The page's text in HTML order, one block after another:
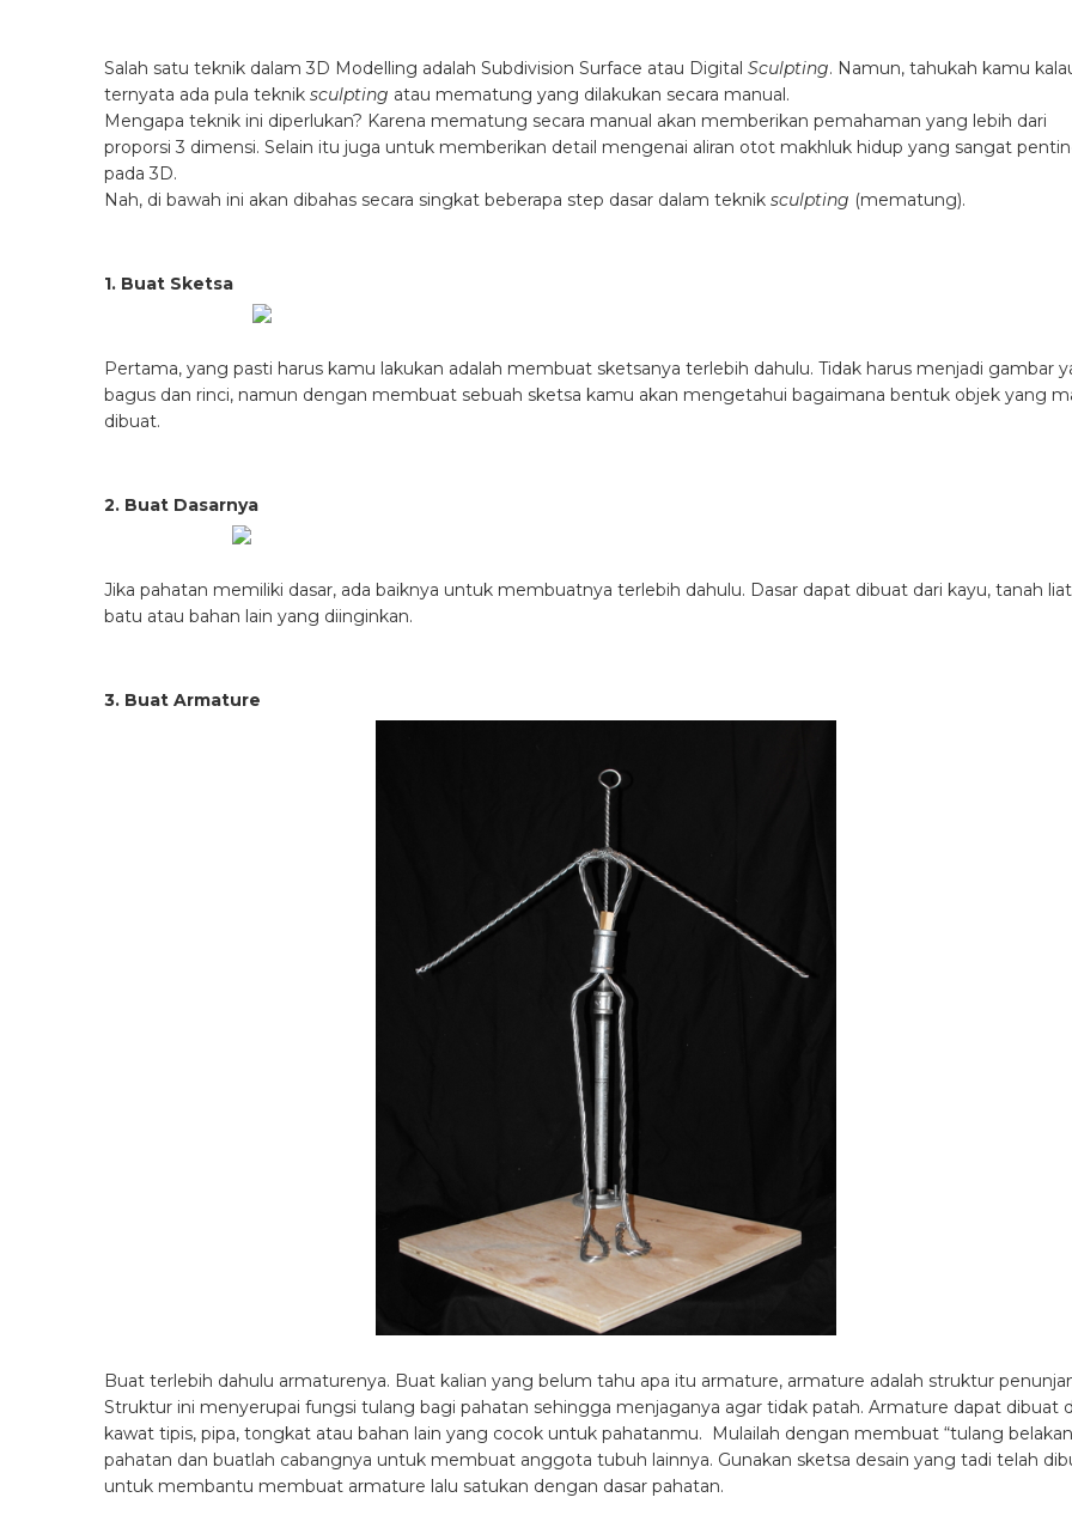
Salah satu teknik dalam 3D Modelling adalah Subdivision Surface atau Digital Sculpting. Namun, tahukah kamu
ternyata ada pula teknik sculpting atau mematung yang dilakukan secara manual.
Mengapa teknik ini diperlukan? Karena mematung secara manual akan memberikan pemahaman yang lebih dari
proporsi 3 dimensi. Selain itu juga untuk memberikan detail mengenai aliran otot makhluk hidup yang sangat
pada 3D.
Nah, di bawah ini akan dibahas secara singkat beberapa step dasar dalam teknik sculpting (mematung).
1. Buat Sketsa
Pertama, yang pasti harus kamu lakukan adalah membuat sketsanya terlebih dahulu. Tidak harus menjadi gambar
bagus dan rinci, namun dengan membuat sebuah sketsa kamu akan mengetahui bagaimana bentuk objek yang
dibuat.
2. Buat Dasarnya
Jika pahatan memiliki dasar, ada baiknya untuk membuatnya terlebih dahulu. Dasar dapat dibuat dari kayu, tanah
batu atau bahan lain yang diinginkan.
3. Buat Armature
Buat terlebih dahulu armaturenya. Buat kalian yang belum tahu apa itu armature, armature adalah struktur
Struktur ini menyerupai fungsi tulang bagi pahatan sehingga menjaganya agar tidak patah. Armature dapat dibuat
kawat tipis, pipa, tongkat atau bahan lain yang cocok untuk pahatanmu. Mulailah dengan membuat “tulang
pahatan dan buatlah cabangnya untuk membuat anggota tubuh lainnya. Gunakan sketsa desain yang tadi telah
untuk membantu membuat armature lalu satukan dengan dasar pahatan.